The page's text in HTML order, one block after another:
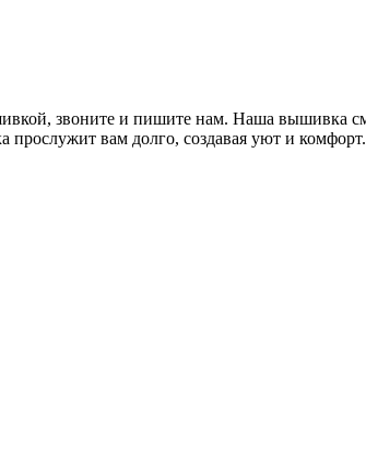
звоните и пишите нам. Наша вышивка
вам долго, создавая уют и комфорт.